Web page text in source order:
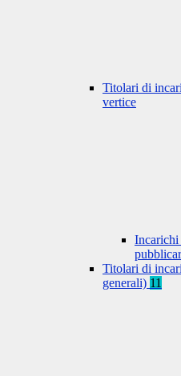
Titolari di
vertice
Incarichi
Titolari di
generali) 11